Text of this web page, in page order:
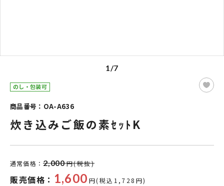
1/7
のし・包装可
商品番号：OA-A636
炊き込みご飯の素ｾｯﾄK
通常価格： 2,000円(税抜)
販売価格： 1,600 円(税込1,728円)